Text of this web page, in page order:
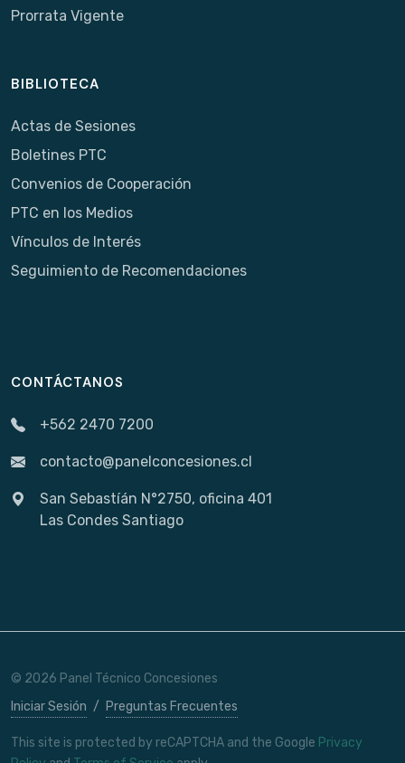
Prorrata Vigente
BIBLIOTECA
Actas de Sesiones
Boletines PTC
Convenios de Cooperación
PTC en los Medios
Vínculos de Interés
Seguimiento de Recomendaciones
CONTÁCTANOS
+562 2470 7200
contacto@panelconcesiones.cl
San Sebastíán N°2750, oficina 401
Las Condes Santiago
© 2026 Panel Técnico Concesiones
Iniciar Sesión / Preguntas Frecuentes
This site is protected by reCAPTCHA and the Google Privacy